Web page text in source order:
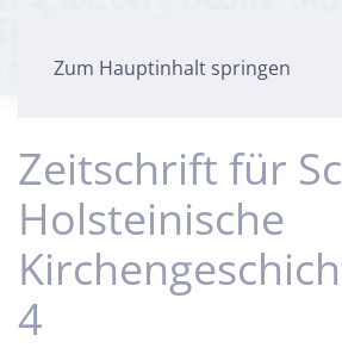
Zum Hauptinhalt springen
Zeitschrift für
Holsteinische
4